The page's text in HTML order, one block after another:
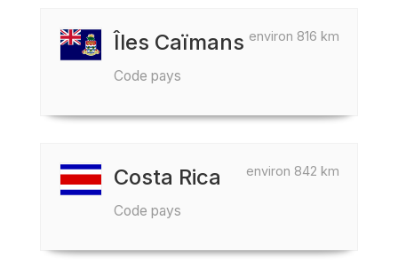
environ 816 km
Îles Caïmans
Code pays
environ 842 km
Costa Rica
Code pays